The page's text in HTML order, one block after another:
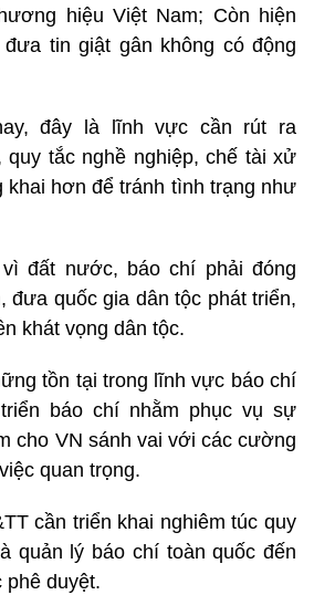
hiệu Việt Nam; Còn hiện
tin giật gân không có động
đây là lĩnh vực cần rút ra
tắc nghề nghiệp, chế tài xử
khai hơn để tránh tình trạng như
đất nước, báo chí phải đóng
đưa quốc gia dân tộc phát triển,
khát vọng dân tộc.
tồn tại trong lĩnh vực báo chí
báo chí nhằm phục vụ sự
cho VN sánh vai với các cường
quan trọng.
cần triển khai nghiêm túc quy
quản lý báo chí toàn quốc đến
duyệt.